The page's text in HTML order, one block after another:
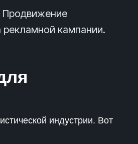
Продвижение
кампании.
индустрии. Вот
стабильно привлекать